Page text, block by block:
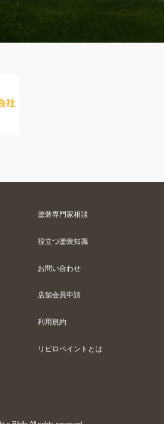
塗装専門家相談
役立つ塗装知識
お問い合わせ
店舗会員申請
利用規約
リビロペイントとは